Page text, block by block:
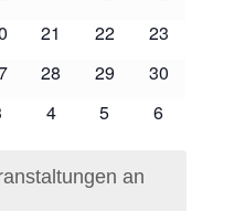
0
21
0
22
0
23
0
28
0
29
0
30
0
4
0
5
0
6
an